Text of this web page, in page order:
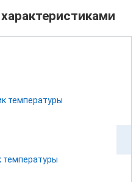
температуры